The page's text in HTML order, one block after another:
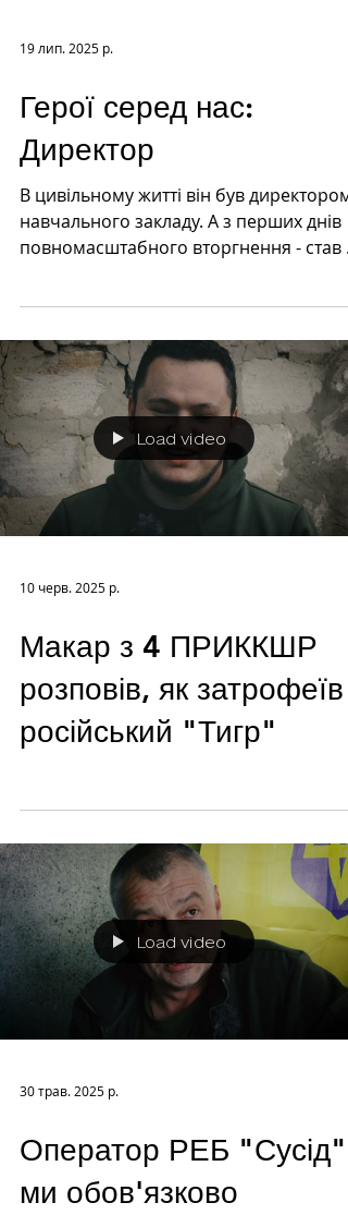
19 лип. 2025 р.
Герої серед нас:
Директор
В цивільному житті він був директором
навчального закладу. А з перших днів
повномасштабного вторгнення - став
Load video
10 черв. 2025 р.
Макар з 4 ПРИККШР
розповів, як затрофеїв
російський "Тигр"
Load video
30 трав. 2025 р.
Оператор РЕБ "Сусід":
ми обов'язково